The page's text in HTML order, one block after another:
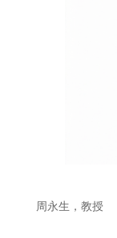
周永生，教授